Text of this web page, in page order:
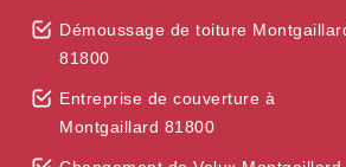
Démoussage de toiture
81800
Entreprise de couverture à
Montgaillard 81800